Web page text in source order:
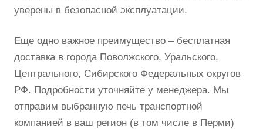
уверены в безопасной эксплуатации.
Еще одно важное преимущество – бесплатная
доставка в города Поволжского, Уральского,
Центрального, Сибирского Федеральных округов
РФ. Подробности уточняйте у менеджера. Мы
отправим выбранную печь транспортной
компанией в ваш регион (в том числе в Перми)